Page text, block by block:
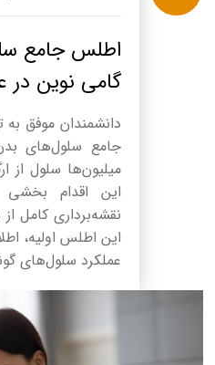
اطلس جامع
گامی نوین
دانشمندان موفق
جامع سلول‌های
میلیون‌ها سلول
این اقدام بخشی
نقشه‌برداری کامل
این اطلس اولیه،
عملکرد سلول‌های